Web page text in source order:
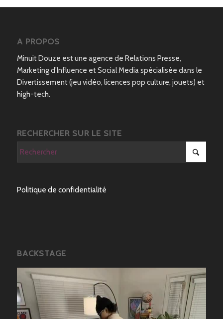
A PROPOS
Minuit Douze est une agence de Relations Presse,
Marketing d’Influence et Social Media spécialisée dans le
Divertissement (jeu vidéo, licences pop culture, jouets) et
high-tech.
RECHERCHER SUR LE SITE
Politique de confidentialité
BACKSTAGE